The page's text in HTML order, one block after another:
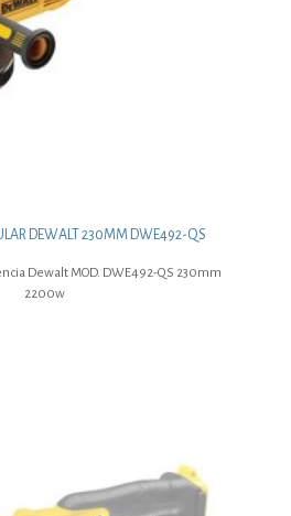
DEWALT 230MM DWE492-QS
Dewalt MOD. DWE492-QS 230mm
2200w